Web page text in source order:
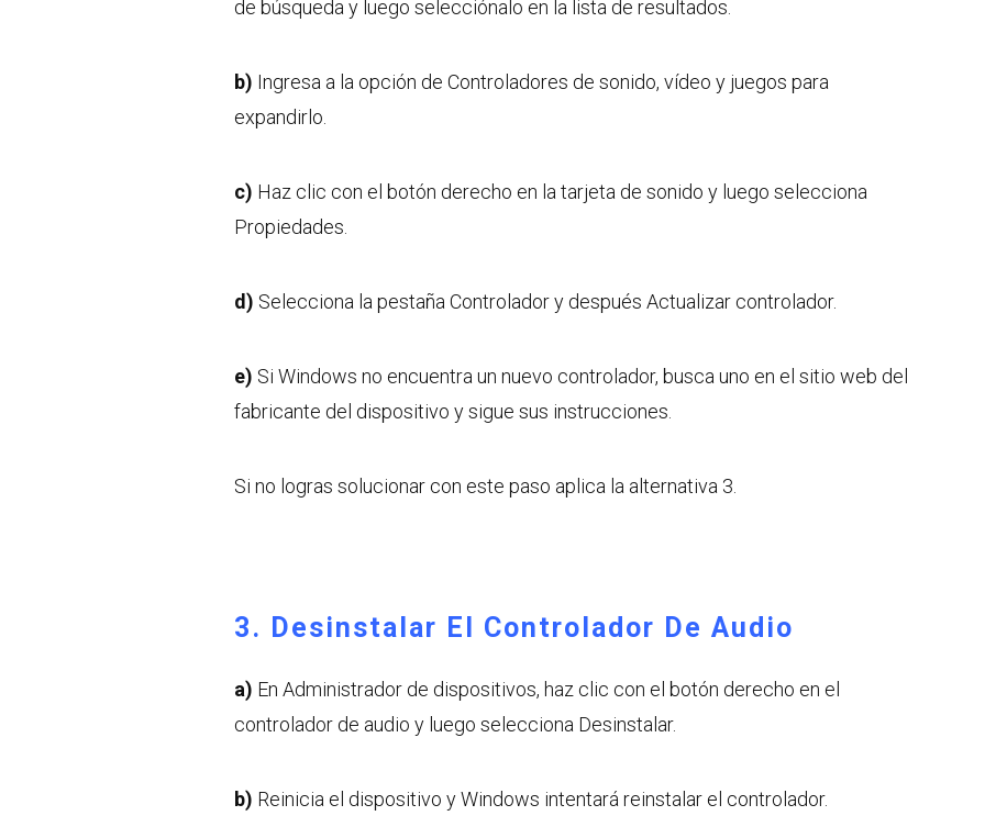
de búsqueda y luego selecciónalo en la lista de resultados.
b) Ingresa a la opción de Controladores de sonido, vídeo y juegos para
expandirlo.
c) Haz clic con el botón derecho en la tarjeta de sonido y luego selecciona
Propiedades.
d) Selecciona la pestaña Controlador y después Actualizar controlador.
e) Si Windows no encuentra un nuevo controlador, busca uno en el sitio web del
fabricante del dispositivo y sigue sus instrucciones.
Si no logras solucionar con este paso aplica la alternativa 3.
3. Desinstalar El Controlador De Audio
a) En Administrador de dispositivos, haz clic con el botón derecho en el
controlador de audio y luego selecciona Desinstalar.
b) Reinicia el dispositivo y Windows intentará reinstalar el controlador.